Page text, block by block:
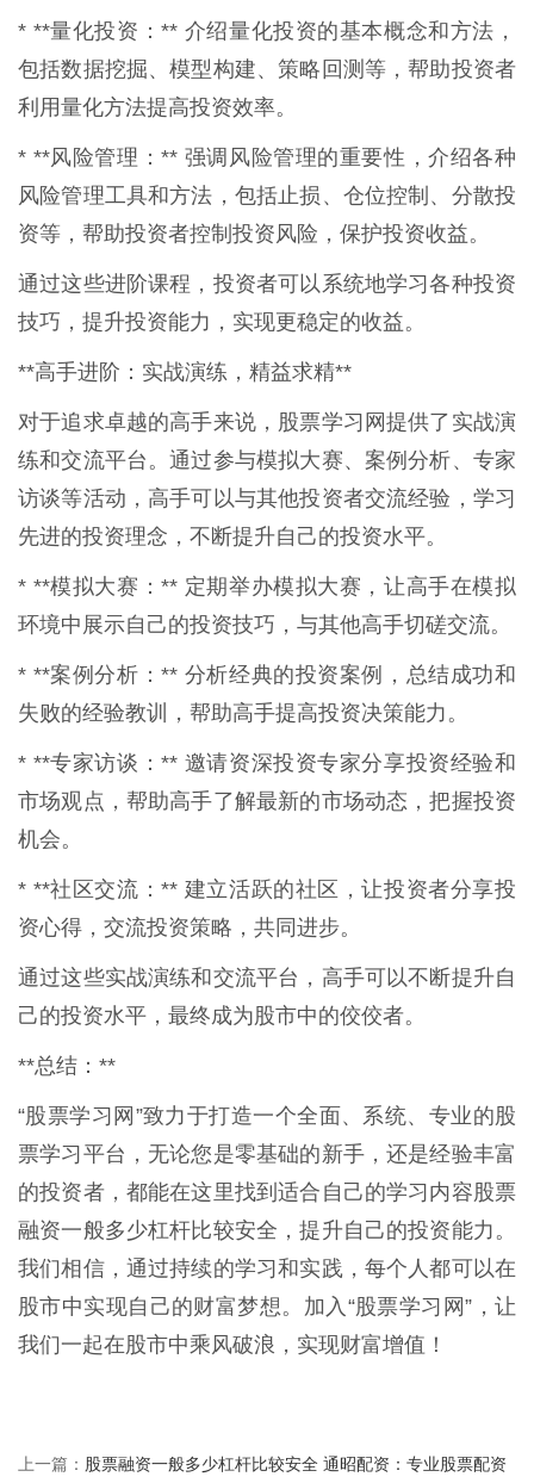
* **量化投资：** 介绍量化投资的基本概念和方法，
包括数据挖掘、模型构建、策略回测等，帮助投资者
利用量化方法提高投资效率。
* **风险管理：** 强调风险管理的重要性，介绍各种
风险管理工具和方法，包括止损、仓位控制、分散投
资等，帮助投资者控制投资风险，保护投资收益。
通过这些进阶课程，投资者可以系统地学习各种投资
技巧，提升投资能力，实现更稳定的收益。
**高手进阶：实战演练，精益求精**
对于追求卓越的高手来说，股票学习网提供了实战演
练和交流平台。通过参与模拟大赛、案例分析、专家
访谈等活动，高手可以与其他投资者交流经验，学习
先进的投资理念，不断提升自己的投资水平。
* **模拟大赛：** 定期举办模拟大赛，让高手在模拟
环境中展示自己的投资技巧，与其他高手切磋交流。
* **案例分析：** 分析经典的投资案例，总结成功和
失败的经验教训，帮助高手提高投资决策能力。
* **专家访谈：** 邀请资深投资专家分享投资经验和
市场观点，帮助高手了解最新的市场动态，把握投资
机会。
* **社区交流：** 建立活跃的社区，让投资者分享投
资心得，交流投资策略，共同进步。
通过这些实战演练和交流平台，高手可以不断提升自
己的投资水平，最终成为股市中的佼佼者。
**总结：**
“股票学习网”致力于打造一个全面、系统、专业的股
票学习平台，无论您是零基础的新手，还是经验丰富
的投资者，都能在这里找到适合自己的学习内容股票
融资一般多少杠杆比较安全，提升自己的投资能力。
我们相信，通过持续的学习和实践，每个人都可以在
股市中实现自己的财富梦想。加入“股票学习网”，让
我们一起在股市中乘风破浪，实现财富增值！
上一篇： 股票融资一般多少杠杆比较安全 通昭配资：专业股票配资